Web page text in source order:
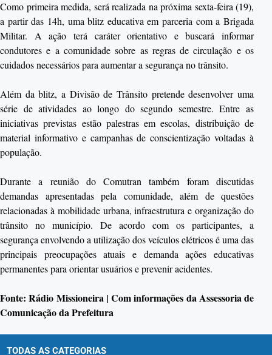
Como primeira medida, será realizada na próxima sexta-feira (19),
a partir das 14h, uma blitz educativa em parceria com a Brigada
Militar. A ação terá caráter orientativo e buscará informar
condutores e a comunidade sobre as regras de circulação e os
cuidados necessários para aumentar a segurança no trânsito.
Além da blitz, a Divisão de Trânsito pretende desenvolver uma
série de atividades ao longo do segundo semestre. Entre as
iniciativas previstas estão palestras em escolas, distribuição de
material informativo e campanhas de conscientização voltadas à
população.
Durante a reunião do Comutran também foram discutidas
demandas apresentadas pela comunidade, além de questões
relacionadas à mobilidade urbana, infraestrutura e organização do
trânsito no município. De acordo com os participantes, a
segurança envolvendo a utilização dos veículos elétricos é uma das
principais preocupações atuais e demanda ações educativas
permanentes para orientar usuários e prevenir acidentes.
Fonte: Rádio Missioneira | Com informações da Assessoria de
Comunicação da Prefeitura
TODAS AS CATEGORIAS